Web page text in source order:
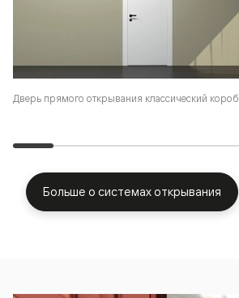
Дверь прямого открывания классический короб
Больше о системах открывания